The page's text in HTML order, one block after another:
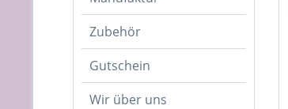
Zubehör
Gutschein
Wir über uns